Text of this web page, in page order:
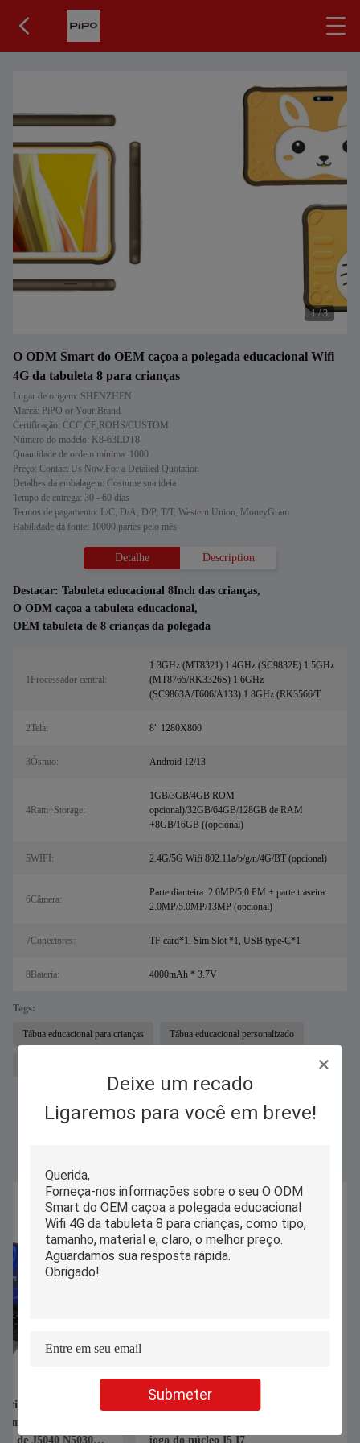
Deixe um recado
Ligaremos para você em breve!
Submeter
1/3
O ODM Smart do OEM caçoa a polegada educacional Wifi
4G da tabuleta 8 para crianças
Lugar de origem: SHENZHEN
Marca: PiPO or Your Brand
Certificação: CCC,CE,ROHS/CUSTOM
Número do modelo: K8-63LDT8
Quantidade de ordem mínima: 1000
Preço: Contact Us Now,For a Detailed Quotation
Detalhes da embalagem: Costume sua ideia
Tempo de entrega: 30 - 60 dias
Termos de pagamento: L/C, D/A, D/P, T/T, Western Union, MoneyGram
Habilidade da fonte: 10000 partes pelo mês
Detalhe Description
Destacar: Tabuleta educacional 8Inch das crianças,
O ODM caçoa a tabuleta educacional,
OEM tabuleta de 8 crianças da polegada
1Processador central:
1.3GHz (MT8321) 1.4GHz (SC9832E) 1.5GHz
(MT8765/RK3326S) 1.6GHz
(SC9863A/T606/A133) 1.8GHz (RK3566/T
2Tela: 8" 1280X800
3Ósmio: Android 12/13
4Ram+Storage:
1GB/3GB/4GB ROM
opcional)/32GB/64GB/128GB de RAM
+8GB/16GB ((opcional)
5WIFI: 2.4G/5G Wifi 802.11a/b/g/n/4G/BT (opcional)
6Câmera:
Parte dianteira: 2.0MP/5,0 PM + parte traseira:
2.0MP/5.0MP/13MP (opcional)
7Conectores: TF card*1, Sim Slot *1, USB type-C*1
8Bateria: 4000mAh * 3.7V
Tags:
Tábua educacional para crianças Tábua educacional personalizado
jogo do núcleo I5 I7